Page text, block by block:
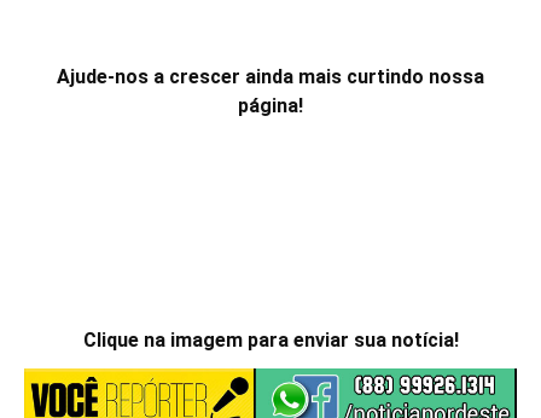
Ajude-nos a crescer ainda mais curtindo nossa
página!
Clique na imagem para enviar sua notícia!